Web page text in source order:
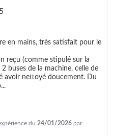
5
en mains, très satisfait pour le
reçu (comme stipulé sur la
buses de la machine, celle de
avoir nettoyé doucement. Du
...
du 24/01/2026 par